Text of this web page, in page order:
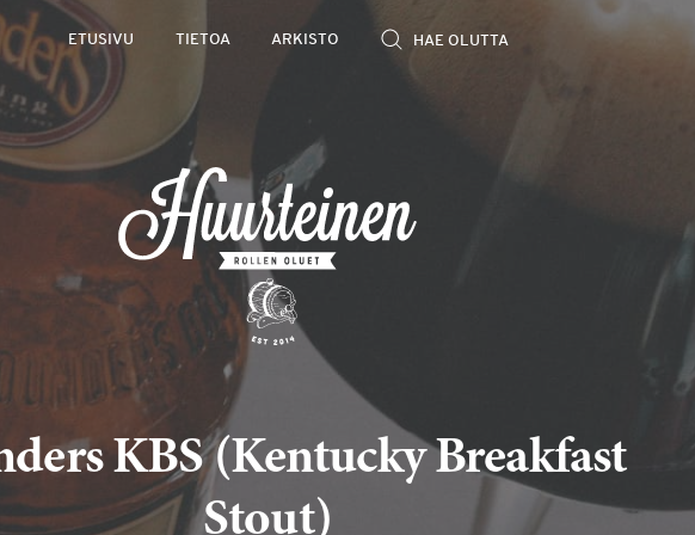
ETUSIVU TIETOA ARKISTO
KBS (Kentucky Breakfast
Stout)